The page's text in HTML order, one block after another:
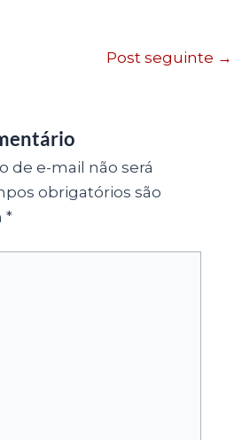
Post seguinte →
de e-mail não será
obrigatórios são
*